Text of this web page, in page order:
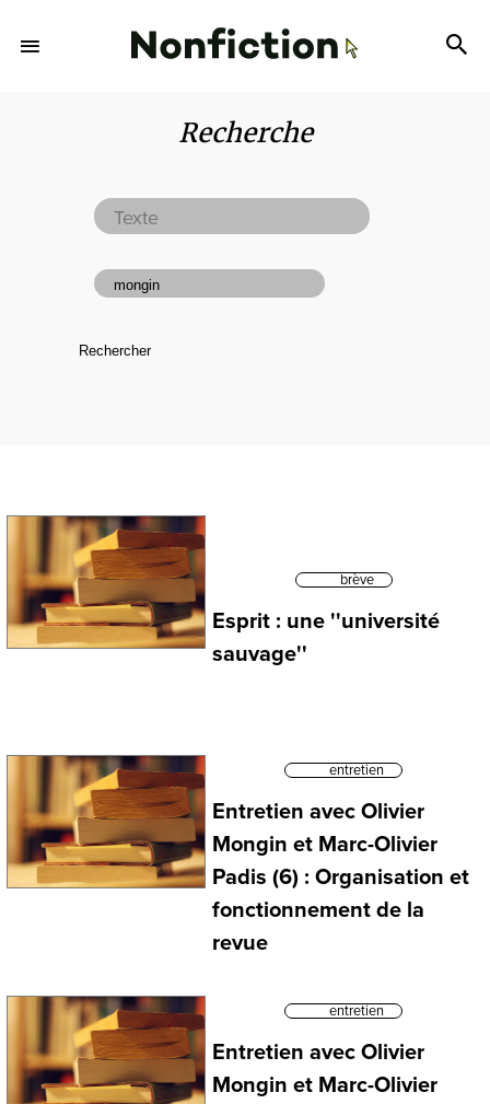
Recherche
brève
Esprit : une ''université
sauvage''
entretien
Entretien avec Olivier
Mongin et Marc-Olivier
Padis (6) : Organisation et
fonctionnement de la
revue
entretien
Entretien avec Olivier
Mongin et Marc-Olivier